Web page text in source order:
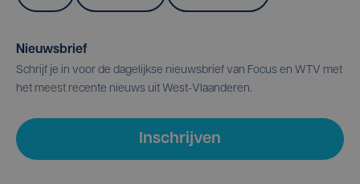
Nieuwsbrief
Schrijf je in voor de dagelijkse nieuwsbrief van Focus en WTV met
het meest recente nieuws uit West-Vlaanderen.
Inschrijven